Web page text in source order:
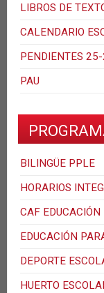
LIBROS DE
CALENDARIO
PENDIENTES
PAU
BILINGÜE PPLE
HORARIOS
CAF EDUCACIÓN
EDUCACIÓN
DEPORTE
HUERTO